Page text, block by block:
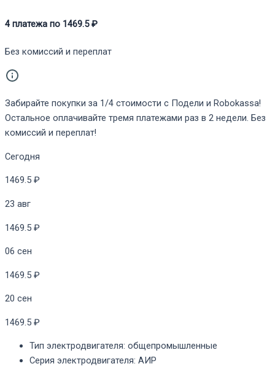
4 платежа по 1469.5₽
Без комиссий и переплат
Забирайте покупки за 1/4 стоимости с Подели и Robokassa!
Остальное оплачивайте тремя платежами раз в 2 недели. Без
комиссий и переплат!
Сегодня
1469.5 ₽
23 авг
1469.5 ₽
06 сен
1469.5 ₽
20 сен
1469.5 ₽
Тип электродвигателя: общепромышленные
Серия электродвигателя: АИР